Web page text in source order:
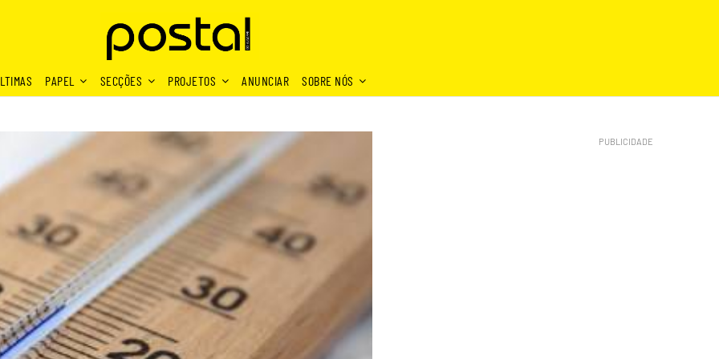
PAPEL SECÇÕES PROJETOS ANUNCIAR SOBRE NÓS